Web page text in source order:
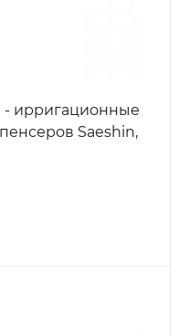
- ирригационные
Saeshin,